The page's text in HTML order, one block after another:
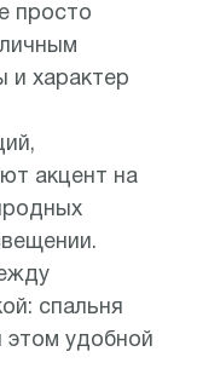
просто
характер
акцент на
спальня
этом удобной